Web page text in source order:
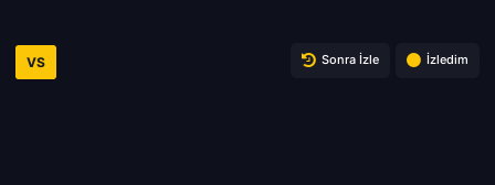
VS Sonra İzle İzledim